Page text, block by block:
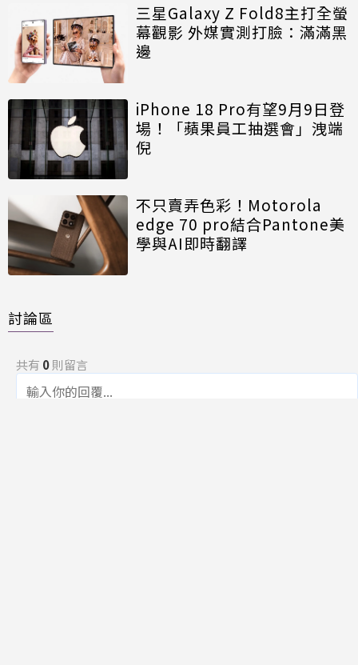
三星Galaxy Z Fold8主打全螢
幕觀影 外媒實測打臉：滿滿黑
邊
iPhone 18 Pro有望9月9日登
場！「蘋果員工抽選會」洩端
倪
不只賣弄色彩！Motorola
edge 70 pro結合Pantone美
學與AI即時翻譯
討論區
共有 0則留言